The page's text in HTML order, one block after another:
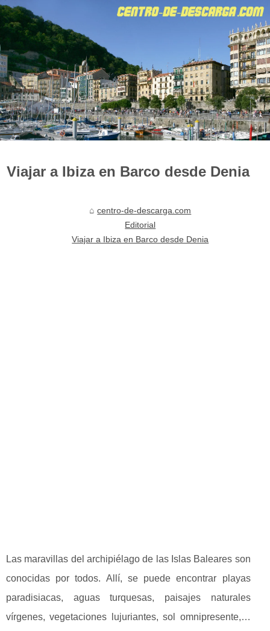
Viajar a Ibiza en Barco desde Denia
centro-de-descarga.com
Editorial
Viajar a Ibiza en Barco desde Denia
Las maravillas del archipiélago de las Islas Baleares son
conocidas por todos. Allí, se puede encontrar playas
paradisiacas, aguas turquesas, paisajes naturales
vírgenes, vegetaciones lujuriantes, sol omnipresente,…